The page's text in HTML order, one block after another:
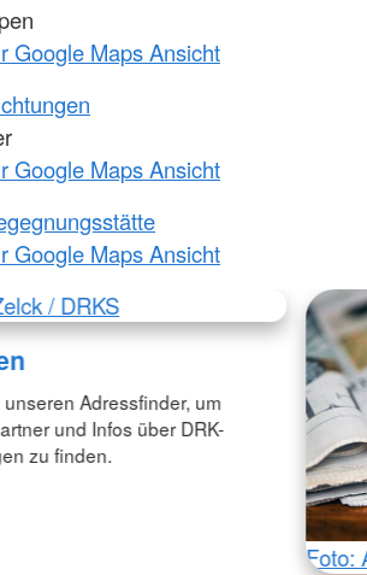
Google Maps Ansicht
Google Maps Ansicht
Google Maps Ansicht
/ DRKS
unseren Adressfinder, um
und Infos über DRK-
zu finden.
Foto: